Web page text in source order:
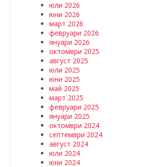
юли 2026
юни 2026
март 2026
февруари 2026
януари 2026
октомври 2025
август 2025
юли 2025
юни 2025
май 2025
март 2025
февруари 2025
януари 2025
октомври 2024
септември 2024
август 2024
юли 2024
юни 2024